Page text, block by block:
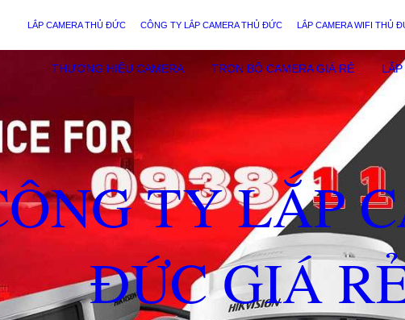
LẮP CAMERA THỦ ĐỨC CÔNG TY LẮP CAMERA THỦ ĐỨC LẮP CAMERA WIFI THỦ
THƯƠNG HIỆU CAMERA TRỌN BỘ CAMERA GIÁ RẺ
TY LẮP
ĐỨC GIÁ